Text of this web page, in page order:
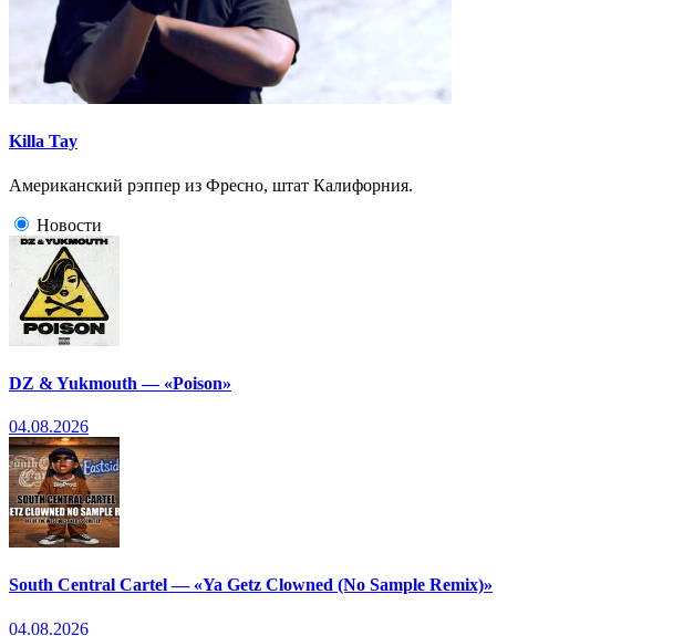
Killa Tay
Американский рэппер из Фресно, штат Калифорния.
Новости
DZ & Yukmouth — «Poison»
04.08.2026
South Central Cartel — «Ya Getz Clowned (No Sample Remix)»
04.08.2026